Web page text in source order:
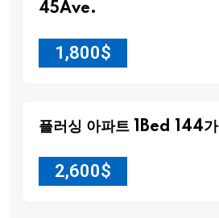
45Ave.
1,800$
플러싱 아파트 1Bed 144
2,600$